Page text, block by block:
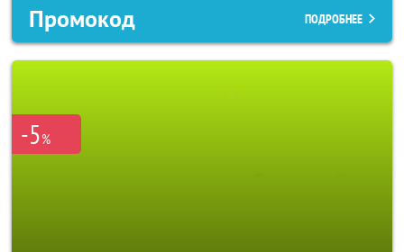
Промокод ПОДРОБНЕЕ
-5%